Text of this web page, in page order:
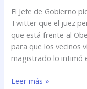
El Jefe de Gobierno
Twitter que el juez
que está frente al
para que los vecinos
magistrado lo intimó
Mauricio
Macri
y
el
Juez
Gallardo
Leer más »